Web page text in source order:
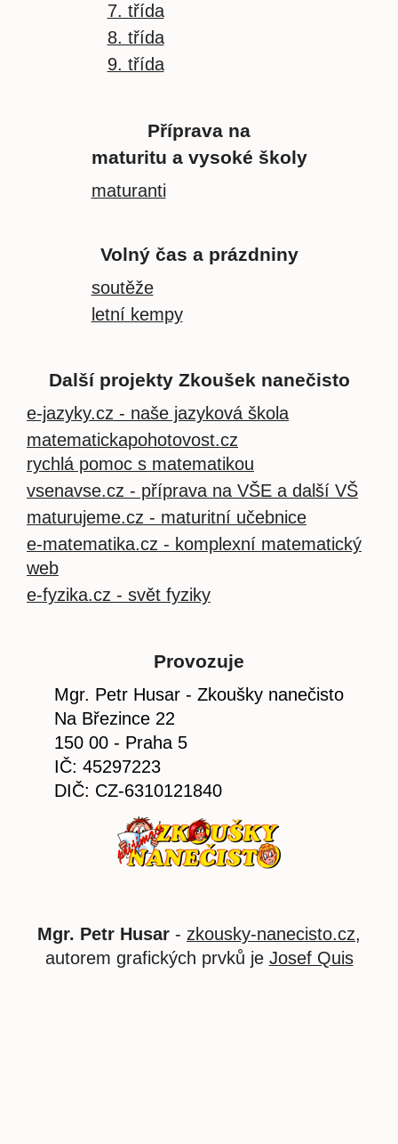
7. třída
8. třída
9. třída
Příprava na
maturitu a vysoké školy
maturanti
Volný čas a prázdniny
soutěže
letní kempy
Další projekty Zkoušek nanečisto
e-jazyky.cz - naše jazyková škola
matematickapohotovost.cz
rychlá pomoc s matematikou
vsenavse.cz - příprava na VŠE a další VŠ
maturujeme.cz - maturitní učebnice
e-matematika.cz - komplexní matematický
web
e-fyzika.cz - svět fyziky
Provozuje
Mgr. Petr Husar - Zkoušky nanečisto
Na Březince 22
150 00 - Praha 5
IČ: 45297223
DIČ: CZ-6310121840
Mgr. Petr Husar - zkousky-nanecisto.cz,
autorem grafických prvků je Josef Quis